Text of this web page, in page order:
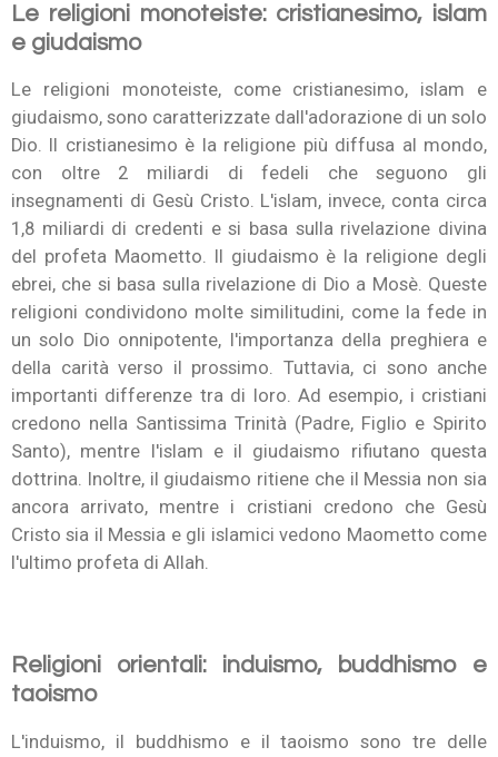
Le religioni monoteiste: cristianesimo, islam
e giudaismo
Le religioni monoteiste, come cristianesimo, islam e
giudaismo, sono caratterizzate dall'adorazione di un solo
Dio. Il cristianesimo è la religione più diffusa al mondo,
con oltre 2 miliardi di fedeli che seguono gli
insegnamenti di Gesù Cristo. L'islam, invece, conta circa
1,8 miliardi di credenti e si basa sulla rivelazione divina
del profeta Maometto. Il giudaismo è la religione degli
ebrei, che si basa sulla rivelazione di Dio a Mosè. Queste
religioni condividono molte similitudini, come la fede in
un solo Dio onnipotente, l'importanza della preghiera e
della carità verso il prossimo. Tuttavia, ci sono anche
importanti differenze tra di loro. Ad esempio, i cristiani
credono nella Santissima Trinità (Padre, Figlio e Spirito
Santo), mentre l'islam e il giudaismo rifiutano questa
dottrina. Inoltre, il giudaismo ritiene che il Messia non sia
ancora arrivato, mentre i cristiani credono che Gesù
Cristo sia il Messia e gli islamici vedono Maometto come
l'ultimo profeta di Allah.
Religioni orientali: induismo, buddhismo e
taoismo
L'induismo, il buddhismo e il taoismo sono tre delle